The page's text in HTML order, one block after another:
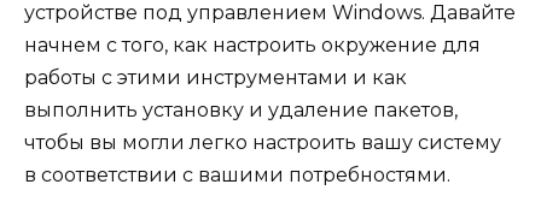
устройстве под управлением Windows. Давайте
начнем с того, как настроить окружение для
работы с этими инструментами и как
выполнить установку и удаление пакетов,
чтобы вы могли легко настроить вашу систему
в соответствии с вашими потребностями.